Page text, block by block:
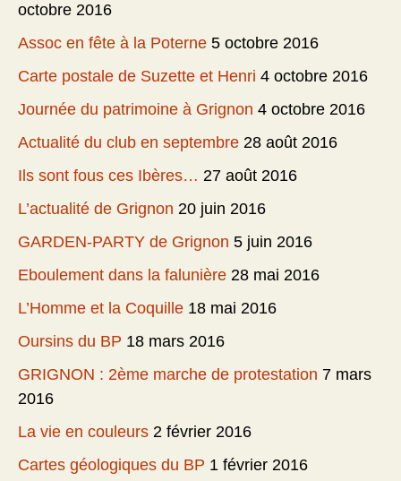
octobre 2016
Assoc en fête à la Poterne 5 octobre 2016
Carte postale de Suzette et Henri 4 octobre 2016
Journée du patrimoine à Grignon 4 octobre 2016
Actualité du club en septembre 28 août 2016
Ils sont fous ces Ibères… 27 août 2016
L’actualité de Grignon 20 juin 2016
GARDEN-PARTY de Grignon 5 juin 2016
Eboulement dans la falunière 28 mai 2016
L’Homme et la Coquille 18 mai 2016
Oursins du BP 18 mars 2016
GRIGNON : 2ème marche de protestation 7 mars
2016
La vie en couleurs 2 février 2016
Cartes géologiques du BP 1 février 2016